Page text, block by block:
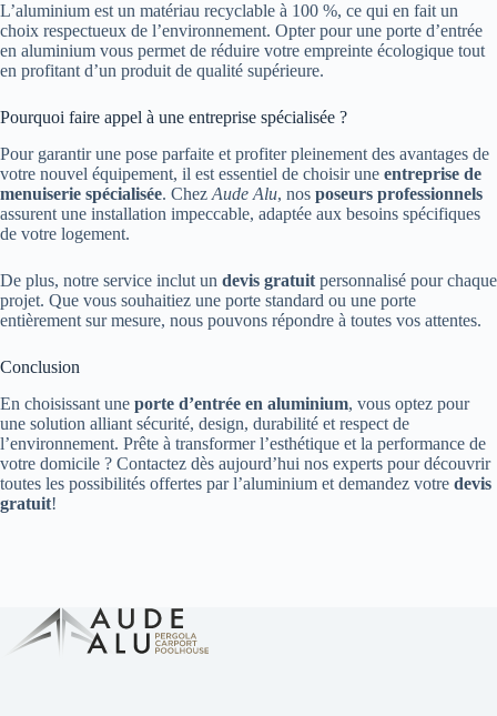
L’aluminium est un matériau recyclable à 100 %, ce qui en fait un
choix respectueux de l’environnement. Opter pour une porte d’entrée
en aluminium vous permet de réduire votre empreinte écologique tout
en profitant d’un produit de qualité supérieure.
Pourquoi faire appel à une entreprise spécialisée ?
Pour garantir une pose parfaite et profiter pleinement des avantages de
votre nouvel équipement, il est essentiel de choisir une entreprise de
menuiserie spécialisée. Chez Aude Alu, nos poseurs professionnels
assurent une installation impeccable, adaptée aux besoins spécifiques
de votre logement.
De plus, notre service inclut un devis gratuit personnalisé pour chaque
projet. Que vous souhaitiez une porte standard ou une porte
entièrement sur mesure, nous pouvons répondre à toutes vos attentes.
Conclusion
En choisissant une porte d’entrée en aluminium, vous optez pour
une solution alliant sécurité, design, durabilité et respect de
l’environnement. Prête à transformer l’esthétique et la performance de
votre domicile ? Contactez dès aujourd’hui nos experts pour découvrir
toutes les possibilités offertes par l’aluminium et demandez votre devis
gratuit!